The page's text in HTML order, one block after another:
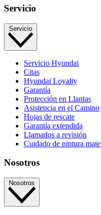
Servicio
Servicio
Servicio Hyundai
Citas
Hyundai Loyalty
Garantía
Protección en Llantas
Asistencia en el Camino
Hojas de rescate
Garantía extendida
Llamados a revisión
Cuidado de pintura mate⁠
Nosotros
Nosotros